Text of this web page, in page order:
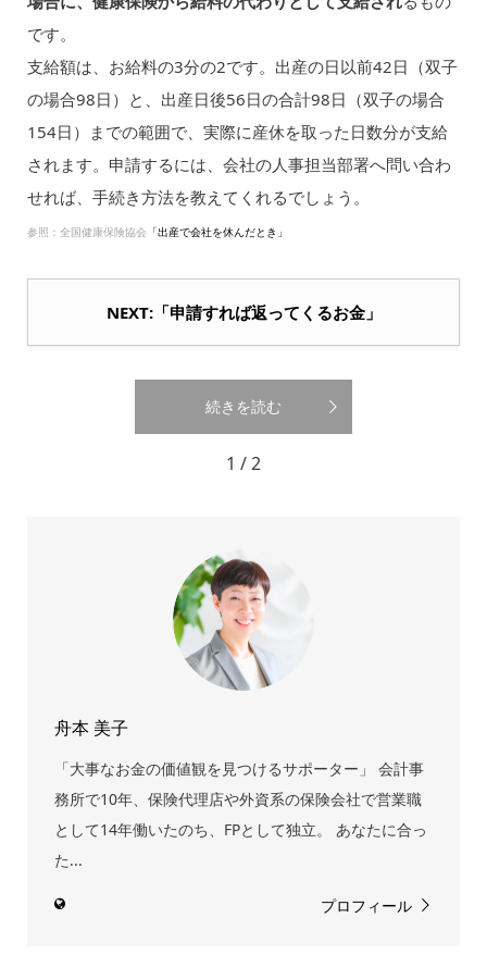
です。
支給額は、お給料の3分の2です。出産の日以前42日（双子
の場合98日）と、出産日後56日の合計98日（双子の場合
154日）までの範囲で、実際に産休を取った日数分が支給
されます。申請するには、会社の人事担当部署へ問い合わ
せれば、手続き方法を教えてくれるでしょう。
参照：全国健康保険協会 「出産で会社を休んだとき」
NEXT:「申請すれば返ってくるお金」
続きを読む
1 / 2
舟本 美子
「大事なお金の価値観を見つけるサポーター」 会計事
務所で10年、保険代理店や外資系の保険会社で営業職
として14年働いたのち、FPとして独立。 あなたに合っ
た...
プロフィール